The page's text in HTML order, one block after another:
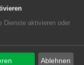
Dienste aktivieren oder
Ablehnen